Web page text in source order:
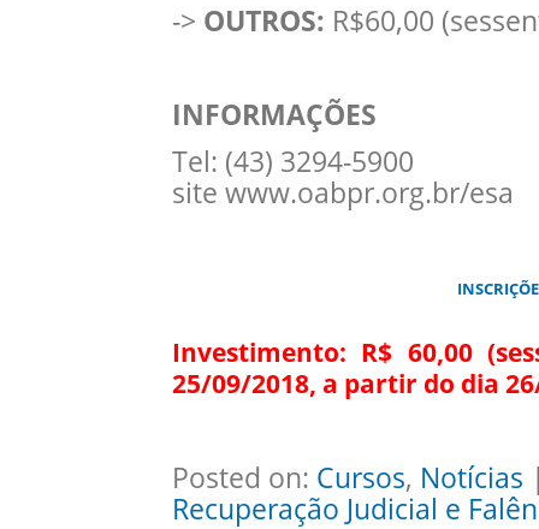
-> OUTROS: R$60,00
INFORMAÇÕES
Tel: (43) 3294-5900
site www.oabpr.org.br/esa
Investimento: R$ 60,00
25/09/2018, a partir do dia
Posted on: Cursos, Notícias
Recuperação Judicial e